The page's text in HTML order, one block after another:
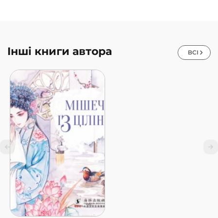
Інші книги автора ВСІ